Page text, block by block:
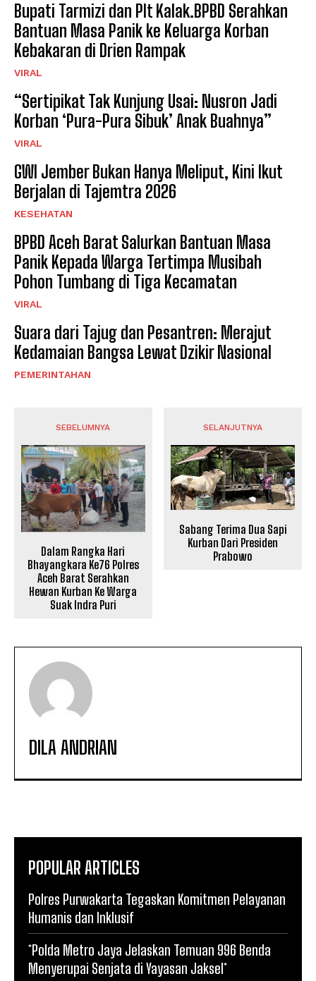
Bupati Tarmizi dan Plt Kalak.BPBD Serahkan
Bantuan Masa Panik ke Keluarga Korban
Kebakaran di Drien Rampak
VIRAL
“Sertipikat Tak Kunjung Usai: Nusron Jadi
Korban ‘Pura-Pura Sibuk’ Anak Buahnya”
VIRAL
GWI Jember Bukan Hanya Meliput, Kini Ikut
Berjalan di Tajemtra 2026
KESEHATAN
BPBD Aceh Barat Salurkan Bantuan Masa
Panik Kepada Warga Tertimpa Musibah
Pohon Tumbang di Tiga Kecamatan
VIRAL
Suara dari Tajug dan Pesantren: Merajut
Kedamaian Bangsa Lewat Dzikir Nasional
PEMERINTAHAN
SEBELUMNYA
Dalam Rangka Hari
Bhayangkara Ke76 Polres
Aceh Barat Serahkan
Hewan Kurban Ke Warga
Suak Indra Puri
SELANJUTNYA
Sabang Terima Dua Sapi
Kurban Dari Presiden
Prabowo
DILA ANDRIAN
POPULAR ARTICLES
Polres Purwakarta Tegaskan Komitmen Pelayanan
Humanis dan Inklusif
*Polda Metro Jaya Jelaskan Temuan 996 Benda
Menyerupai Senjata di Yayasan Jaksel*